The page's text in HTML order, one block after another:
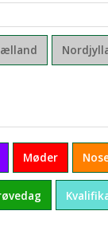
Møder